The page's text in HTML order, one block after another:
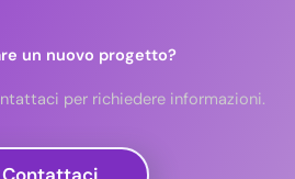
un nuovo progetto?
per richiedere informazioni.